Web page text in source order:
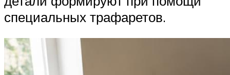
специальных трафаретов.